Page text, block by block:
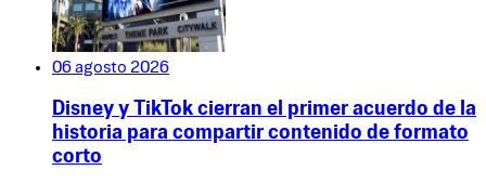
06 agosto 2026
Disney y TikTok cierran el primer acuerdo de la
historia para compartir contenido de formato
corto